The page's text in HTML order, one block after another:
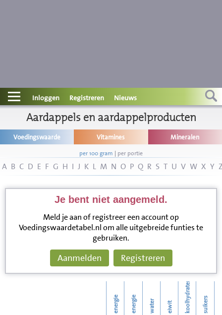
Contact
Informatie
Disclaimer
Inloggen Registreren Nieuws
Aardappels en aardappelproducten
Voedingswaarde Vitamines Mineralen
per 100 gram | per portie
A B C D E F G H I J K L M N O P Q R S T U V W X Y
Je bent niet aangemeld.
Meld je aan of registreer een account op
Voedingswaardetabel.nl om alle uitgebreide funties te
gebruiken.
Aanmelden Registreren
energie energie water eiwit koolhydraten suikers